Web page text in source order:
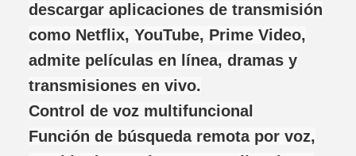
descargar aplicaciones de transmisión
como Netflix, YouTube, Prime Video,
admite películas en línea, dramas y
transmisiones en vivo.
Control de voz multifuncional
Función de búsqueda remota por voz,